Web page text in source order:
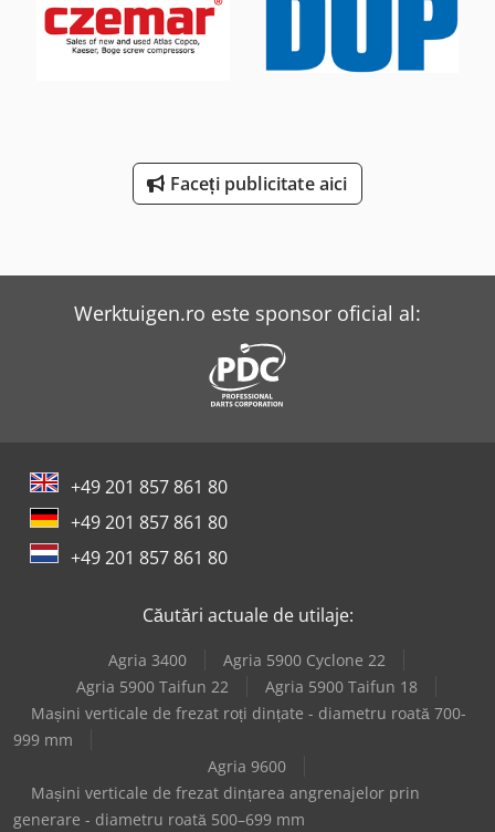
Faceți publicitate aici
Werktuigen.ro este sponsor oficial al:
+49 201 857 861 80
+49 201 857 861 80
+49 201 857 861 80
Căutări actuale de utilaje:
Agria 3400
Agria 5900 Cyclone 22
Agria 5900 Taifun 22
Agria 5900 Taifun 18
Mașini verticale de frezat roți dințate - diametru roată 700-
999 mm
Agria 9600
Mașini verticale de frezat dințarea angrenajelor prin
generare - diametru roată 500–699 mm